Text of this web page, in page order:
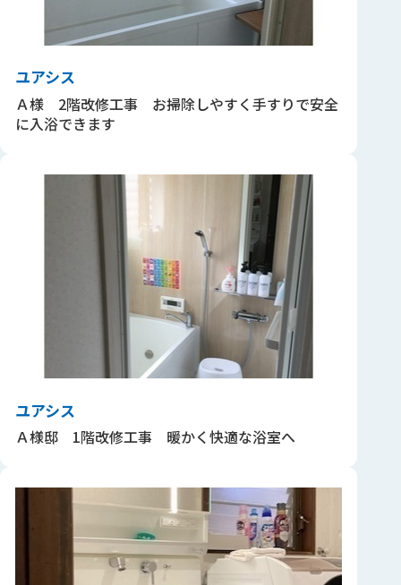
ユアシス
Ａ様 2階改修工事 お掃除しやすく手すりで安全
に入浴できます
ユアシス
Ａ様邸 1階改修工事 暖かく快適な浴室へ